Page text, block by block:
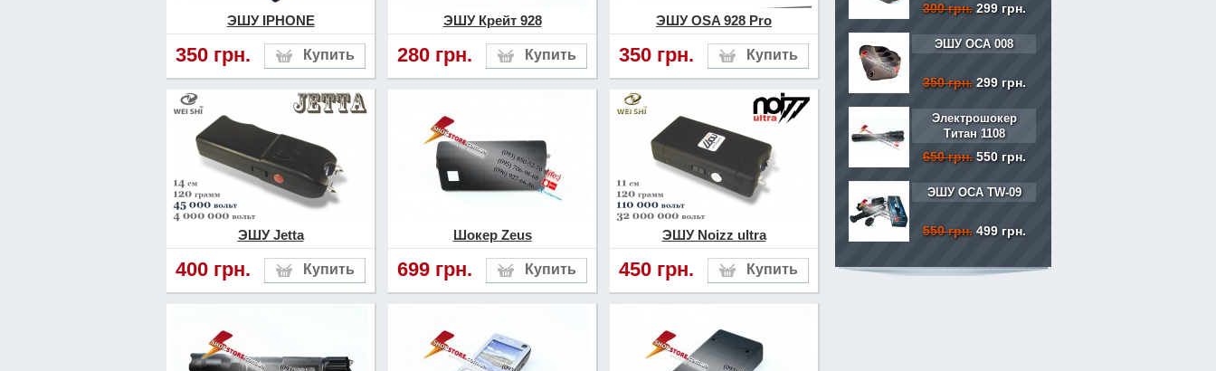
300 грн. 299 грн.
ЭШУ ОСА 008
350 грн. 299 грн.
Электрошокер
Титан 1108
650 грн. 550 грн.
ЭШУ ОСА TW-09
550 грн. 499 грн.
ЭШУ IPHONE
350 грн.
ЭШУ Крейт 928
280 грн.
ЭШУ OSA 928 Pro
350 грн.
ЭШУ Jetta
400 грн.
Шокер Zeus
699 грн.
ЭШУ Noizz ultra
450 грн.